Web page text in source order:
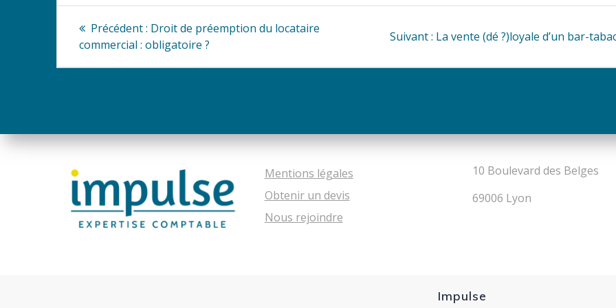
Navigation
de
Précédent : Article
précédent
Droit de préemption du locataire
commercial : obligatoire ?
Suivant : Article
:
La vente (dé ?)loyale d’un bar-
Mentions légales
Obtenir un devis
Nous rejoindre
10 Boulevard des Belges
69006 Lyon
Impulse